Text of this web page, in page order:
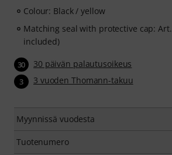
Colour: Black / yellow
Matching seal with protective cap: Art.
included)
30 30 päivän palautusoikeus
3 3 vuoden Thomann-takuu
Myynnissä vuodesta
Tuotenumero